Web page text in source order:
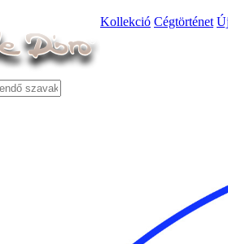
Kollekció Cégtörténet